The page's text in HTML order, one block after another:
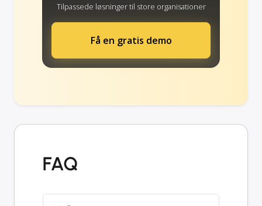
Tilpassede løsninger til store organisationer
Få en gratis demo
FAQ